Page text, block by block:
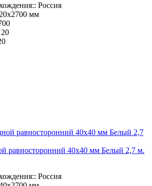
Россия
мм
равносторонний 40х40 мм Белый 2,7 м.
Россия